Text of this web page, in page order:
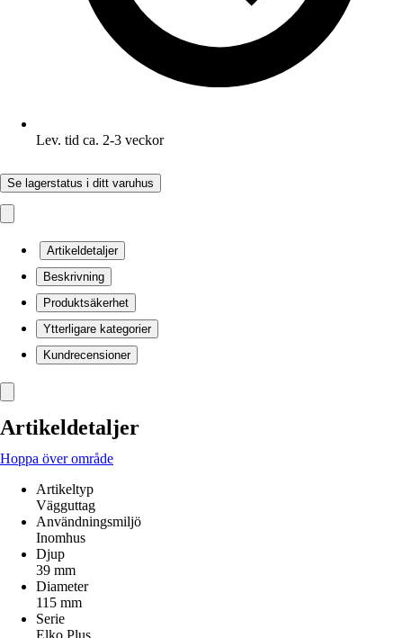
Lev. tid ca. 2-3 veckor
Se lagerstatus i ditt varuhus
Artikeldetaljer
Beskrivning
Produktsäkerhet
Ytterligare kategorier
Kundrecensioner
Artikeldetaljer
Hoppa över område
Artikeltyp
Vägguttag
Användningsmiljö
Inomhus
Djup
39 mm
Diameter
115 mm
Serie
Elko Plus